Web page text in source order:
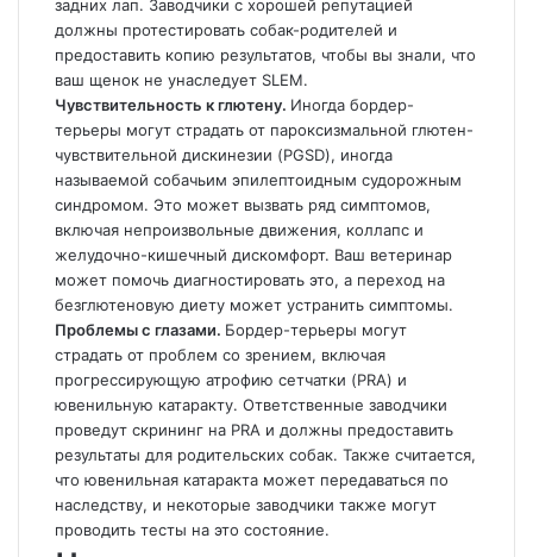
задних лап. Заводчики с хорошей репутацией
должны протестировать собак-родителей и
предоставить копию результатов, чтобы вы знали, что
ваш щенок не унаследует SLEM.
Чувствительность к глютену. Иногда бордер-
терьеры могут страдать от пароксизмальной глютен-
чувствительной дискинезии (PGSD), иногда
называемой собачьим эпилептоидным судорожным
синдромом. Это может вызвать ряд симптомов,
включая непроизвольные движения, коллапс и
желудочно-кишечный дискомфорт. Ваш ветеринар
может помочь диагностировать это, а переход на
безглютеновую диету может устранить симптомы.
Проблемы с глазами. Бордер-терьеры могут
страдать от проблем со зрением, включая
прогрессирующую атрофию сетчатки (PRA) и
ювенильную катаракту. Ответственные заводчики
проведут скрининг на PRA и должны предоставить
результаты для родительских собак. Также считается,
что ювенильная катаракта может передаваться по
наследству, и некоторые заводчики также могут
проводить тесты на это состояние.